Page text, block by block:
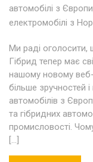
автомобілі з Європи
електромобілі з
Ми раді оголосити,
Гібрид тепер має
нашому новому
більше зручностей
автомобілів з
та гібридних
промисловості.
[…]